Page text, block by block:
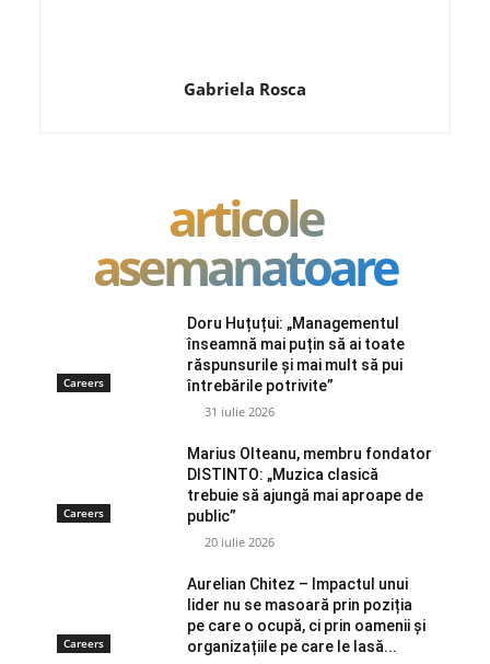
Gabriela Rosca
articole
asemanatoare
Careers
Doru Huțuțui: „Managementul
înseamnă mai puțin să ai toate
răspunsurile și mai mult să pui
întrebările potrivite”
31 iulie 2026
Careers
Marius Olteanu, membru fondator
DISTINTO: „Muzica clasică
trebuie să ajungă mai aproape de
public”
20 iulie 2026
Careers
Aurelian Chitez – Impactul unui
lider nu se masoară prin poziția
pe care o ocupă, ci prin oamenii și
organizațiile pe care le lasă...